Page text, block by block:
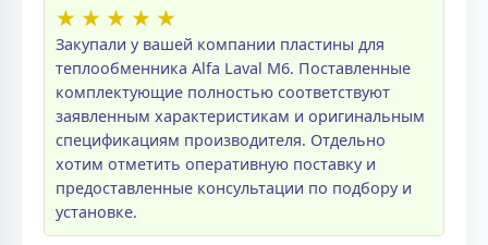
★ ★ ★ ★ ★
Закупали у вашей компании пластины для
теплообменника Alfa Laval M6. Поставленные
комплектующие полностью соответствуют
заявленным характеристикам и оригинальным
спецификациям производителя. Отдельно
хотим отметить оперативную поставку и
предоставленные консультации по подбору и
установке.